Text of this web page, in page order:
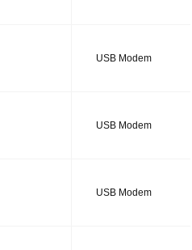
USB Modem
USB Modem
USB Modem